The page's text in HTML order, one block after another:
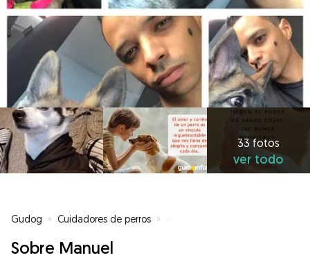
33 fotos
ver todo
Gudog » Cuidadores de perros » Cuidadores de perros en Las
Sobre Manuel